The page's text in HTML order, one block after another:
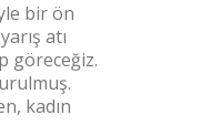
bir ön
atı
göreceğiz.
kadın